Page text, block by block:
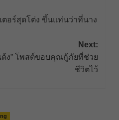
ตอร์สุดโต่ง ขึ้นแท่นว่าที่นาง
Next:
ด้ง” โพสต์ขอบคุณกู้ภัยที่ช่วย
ชีวิตไว้